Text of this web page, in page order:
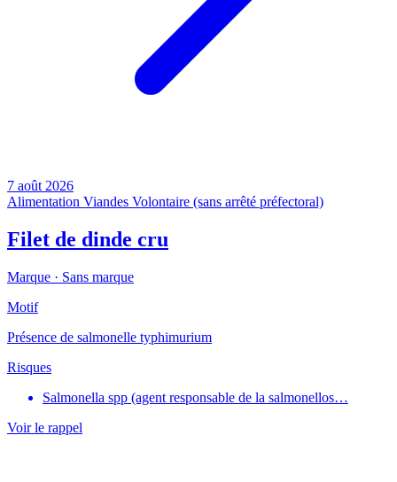
7 août 2026
Alimentation Viandes Volontaire (sans arrêté préfectoral)
Filet de dinde cru
Marque · Sans marque
Motif
Présence de salmonelle typhimurium
Risques
Salmonella spp (agent responsable de la salmonellos…
Voir le rappel